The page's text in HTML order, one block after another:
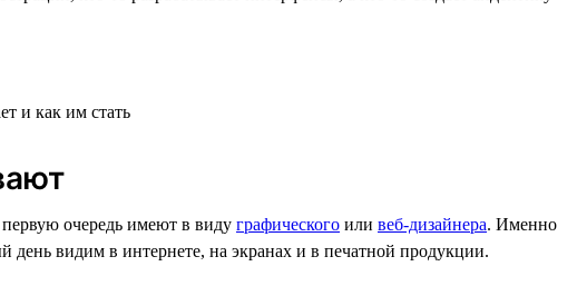
первую очередь имеют в виду графического или веб-дизайнера. Именно
день видим в интернете, на экранах и в печатной продукции.